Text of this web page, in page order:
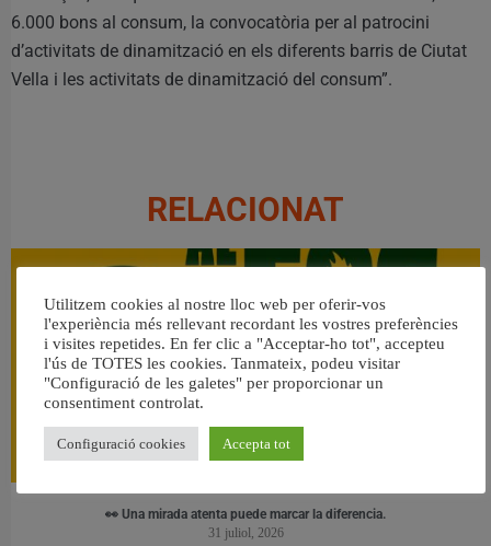
6.000 bons al consum, la convocatòria per al patrocini
d’activitats de dinamització en els diferents barris de Ciutat
Vella i les activitats de dinamització del consum”.
RELACIONAT
👀 Una mirada atenta puede marcar la diferencia.
31 juliol, 2026
Utilitzem cookies al nostre lloc web per oferir-vos
l'experiència més rellevant recordant les vostres preferències
i visites repetides. En fer clic a "Acceptar-ho tot", accepteu
l'ús de TOTES les cookies. Tanmateix, podeu visitar
"Configuració de les galetes" per proporcionar un
consentiment controlat.
Configuració cookies Accepta tot